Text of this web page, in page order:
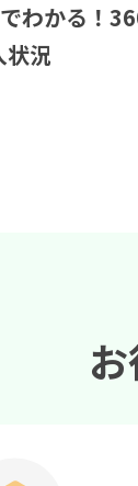
わかる！
状況